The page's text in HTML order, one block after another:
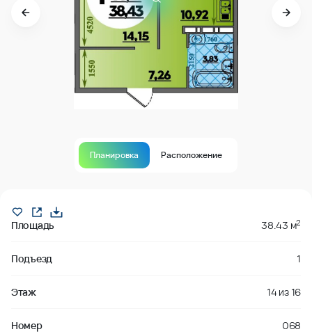
Планировка Расположение
Площадь 38.43 м2
Подъезд 1
Этаж 14 из16
Номер 068